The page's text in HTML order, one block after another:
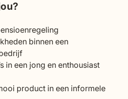
binnen een
in een jong en enthousiast
product in een informele